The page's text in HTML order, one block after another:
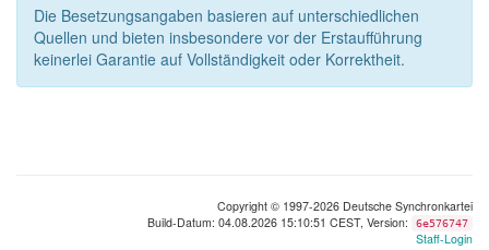
Die Besetzungsangaben basieren auf unterschiedlichen
Quellen und bieten insbesondere vor der Erstaufführung
keinerlei Garantie auf Vollständigkeit oder Korrektheit.
Copyright © 1997-2026 Deutsche Synchronkartei
Build-Datum: 04.08.2026 15:10:51 CEST, Version:
6e576747
Staff-Login